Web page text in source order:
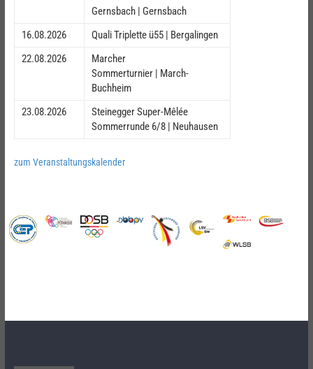
Gernsbach | Gernsbach
16.08.2026
Quali Triplette ü55 | Bergalingen
22.08.2026
Marcher
Sommerturnier | March-
Buchheim
23.08.2026
Steinegger Super-Mêlée
Sommerrunde 6/8 | Neuhausen
zum Veranstaltungskalender